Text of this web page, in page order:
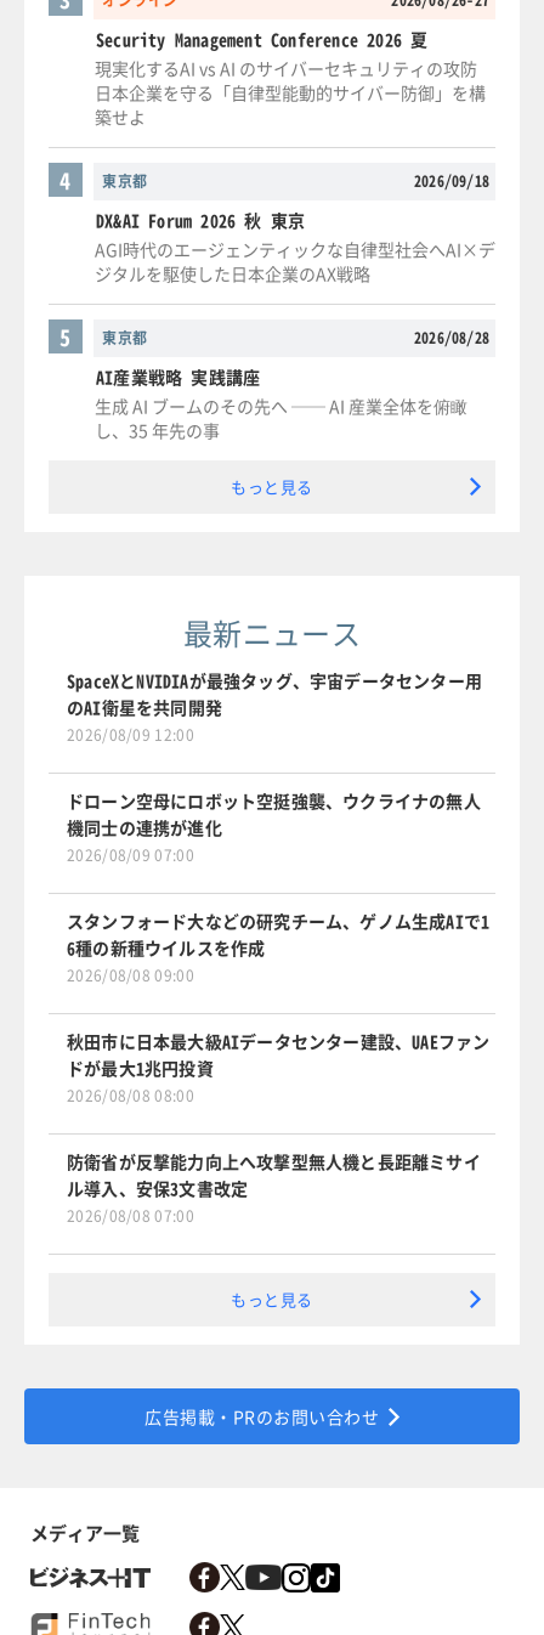
Security Management Conference 2026 夏
現実化するAI vs AI のサイバーセキュリティの攻防
日本企業を守る「自律型能動的サイバー防御」を構
築せよ
東京都 2026/09/18
4
DX&AI Forum 2026 秋 東京
AGI時代のエージェンティックな自律型社会へAI×デ
ジタルを駆使した日本企業のAX戦略
東京都 2026/08/28
5
AI産業戦略 実践講座
生成 AI ブームのその先へ ── AI 産業全体を俯瞰
し、35 年先の事
もっと見る
最新ニュース
SpaceXとNVIDIAが最強タッグ、宇宙データセンター用
のAI衛星を共同開発
2026/08/09 12:00
ドローン空母にロボット空挺強襲、ウクライナの無人
機同士の連携が進化
2026/08/09 07:00
スタンフォード大などの研究チーム、ゲノム生成AIで1
6種の新種ウイルスを作成
2026/08/08 09:00
秋田市に日本最大級AIデータセンター建設、UAEファン
ドが最大1兆円投資
2026/08/08 08:00
防衛省が反撃能力向上へ攻撃型無人機と長距離ミサイ
ル導入、安保3文書改定
2026/08/08 07:00
もっと見る
広告掲載・PRのお問い合わせ
メディア一覧